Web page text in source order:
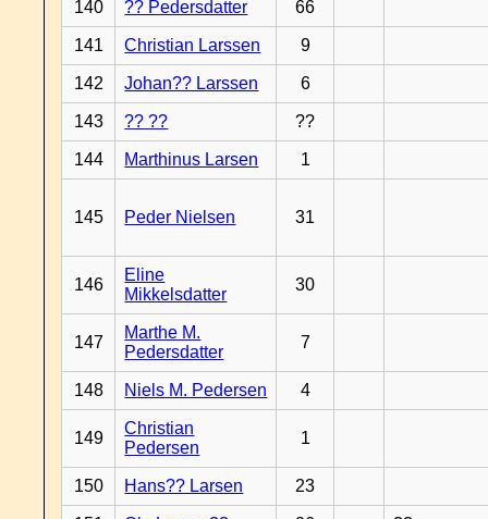
140 ?? Pedersdatter 66
141 Christian Larssen 9
142 Johan?? Larssen 6
143 ?? ?? ??
144 Marthinus Larsen 1
145 Peder Nielsen 31
146
Eline
Mikkelsdatter
30
147
Marthe M.
Pedersdatter
7
148 Niels M. Pedersen 4
149
Christian
Pedersen
1
150 Hans?? Larsen 23